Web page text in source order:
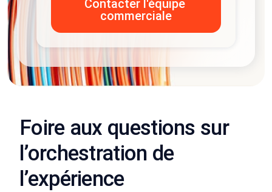
Foire aux questions sur
l’orchestration de
l’expérience